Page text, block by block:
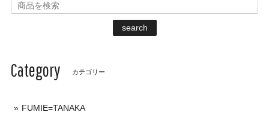
search
Category カテゴリー
FUMIE=TANAKA